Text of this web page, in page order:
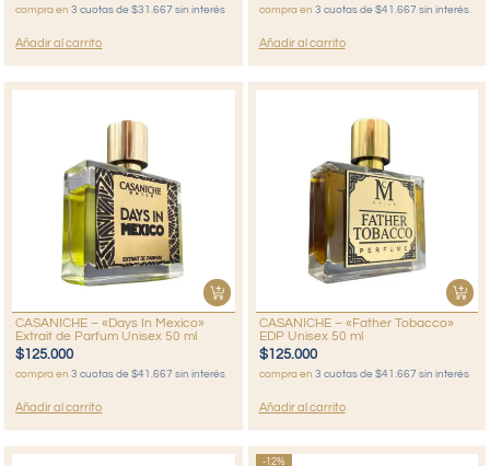
compra en3 cuotas de $31.667 sin interés
Añadir al carrito
compra en 3 cuotas de $41.667 sin interés
Añadir al carrito
CASANICHE – «Days In Mexico»
Extrait de Parfum Unisex 50 ml
$125.000
compra en3 cuotas de $41.667 sin interés
Añadir al carrito
CASANICHE – «Father Tobacco»
EDP Unisex 50 ml
$125.000
compra en 3 cuotas de $41.667 sin interés
Añadir al carrito
-12%